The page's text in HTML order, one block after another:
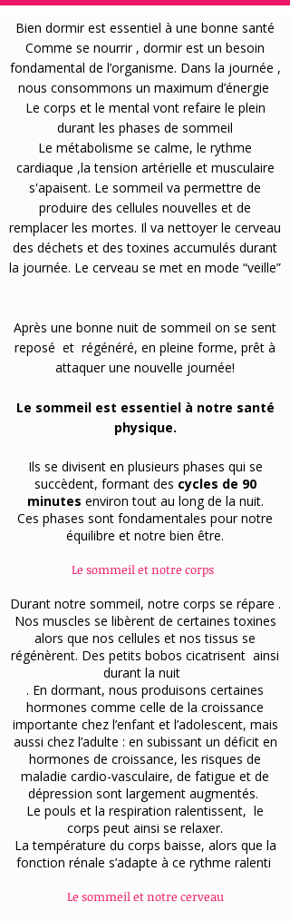
Bien dormir est essentiel à une bonne santé
Comme se nourrir , dormir est un besoin
fondamental de l’organisme. Dans la journée ,
nous consommons un maximum d’énergie
Le corps et le mental vont refaire le plein
durant les phases de sommeil
Le métabolisme se calme, le rythme
cardiaque ,la tension artérielle et musculaire
s'apaisent. Le sommeil va permettre de
produire des cellules nouvelles et de
remplacer les mortes. Il va nettoyer le cerveau
des déchets et des toxines accumulés durant
la journée. Le cerveau se met en mode “veille”
Après une bonne nuit de sommeil on se sent
reposé et régénéré, en pleine forme, prêt à
attaquer une nouvelle journée!
Le sommeil est essentiel à notre santé
physique.
Ils se divisent en plusieurs phases qui se
succèdent, formant des cycles de 90
minutes environ tout au long de la nuit.
Ces phases sont fondamentales pour notre
équilibre et notre bien être.
Le sommeil et notre corps
Durant notre sommeil, notre corps se répare .
Nos muscles se libèrent de certaines toxines
alors que nos cellules et nos tissus se
régénèrent. Des petits bobos cicatrisent ainsi
durant la nuit
. En dormant, nous produisons certaines
hormones comme celle de la croissance
importante chez l’enfant et l’adolescent, mais
aussi chez l’adulte : en subissant un déficit en
hormones de croissance, les risques de
maladie cardio-vasculaire, de fatigue et de
dépression sont largement augmentés.
Le pouls et la respiration ralentissent, le
corps peut ainsi se relaxer.
La température du corps baisse, alors que la
fonction rénale s’adapte à ce rythme ralenti
Le sommeil et notre cerveau